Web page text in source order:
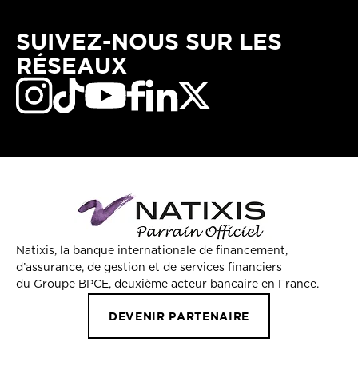
SUIVEZ-NOUS SUR LES
RÉSEAUX
Natixis, la banque internationale de financement,
d’assurance, de gestion et de services financiers
du Groupe BPCE, deuxième acteur bancaire en France.
DEVENIR PARTENAIRE